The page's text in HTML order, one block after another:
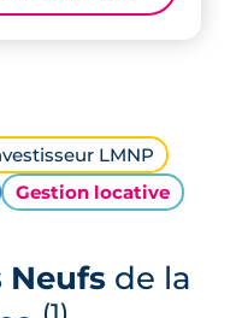
LMNP
Gestion locative
Neufsde la